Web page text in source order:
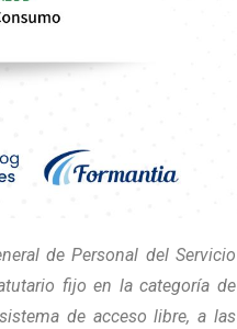
de Personal del Servicio
fijo en la categoría de
de acceso libre, a las